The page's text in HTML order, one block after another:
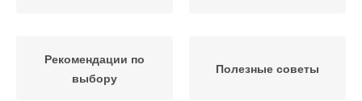
Рекомендации по
выбору
Полезные советы